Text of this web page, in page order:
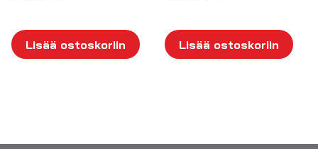
Lisää ostoskoriin Lisää ostoskoriin